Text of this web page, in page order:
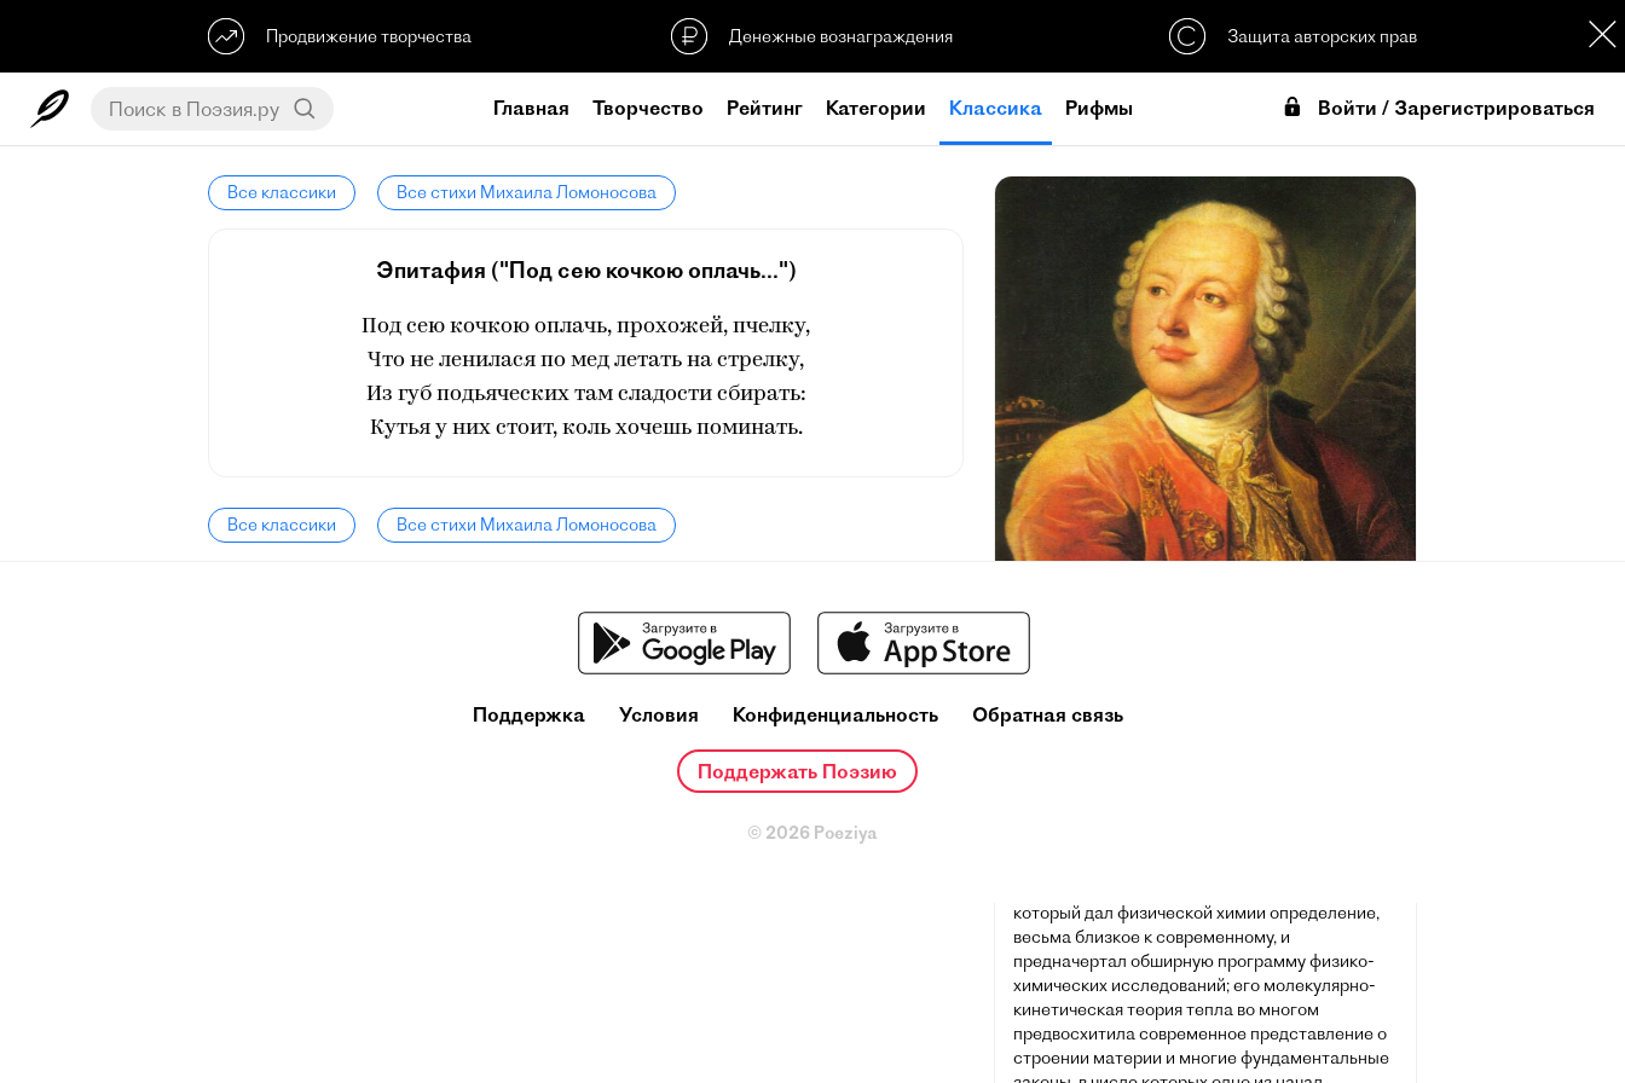
Продвижение творчества Денежные вознаграждения Защита авторских прав
Главная Творчество Рейтинг Категории Классика Рифмы Войти / Зарегистрироваться
Все классики Все стихи Михаила Ломоносова
Эпитафия ("Под сею кочкою оплачь...")
Под сею кочкою оплачь, прохожей, пчелку,
Что не ленилася по мед летать на стрелку,
Из губ подьяческих там сладости сбирать:
Кутья у них стоит, коль хочешь поминать.
Все классики Все стихи Михаила Ломоносова
(8 ноября 1711, деревня Мишанинская (ныне —
губерния, Русское царство — 4 апреля 1765,
который дал физической химии определение,
весьма близкое к современному, и
предначертал обширную программу физико-
химических исследований; его молекулярно-
кинетическая теория тепла во многом
предвосхитила современное представление о
строении материи и многие фундаментальные
Поддержка Условия Конфиденциальность Обратная связь
Поддержать Поэзию
© 2026 Poeziya